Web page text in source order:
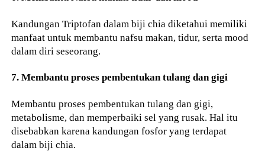
Kandungan Triptofan dalam biji chia diketahui memiliki
manfaat untuk membantu nafsu makan, tidur, serta mood
dalam diri seseorang.
7. Membantu proses pembentukan tulang dan gigi
Membantu proses pembentukan tulang dan gigi,
metabolisme, dan memperbaiki sel yang rusak. Hal itu
disebabkan karena kandungan fosfor yang terdapat
dalam biji chia.